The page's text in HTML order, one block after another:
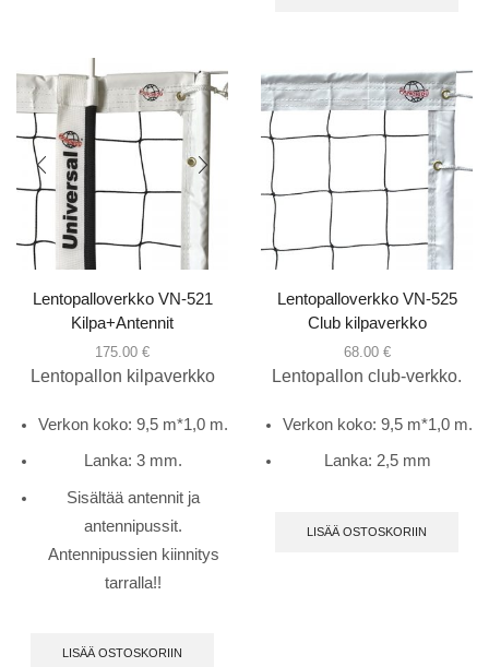
Lentopalloverkko VN-521
Kilpa+Antennit
175.00 €
Lentopallon kilpaverkko
Verkon koko: 9,5 m*1,0 m.
Lanka: 3 mm.
Sisältää antennit ja
antennipussit.
Antennipussien kiinnitys
tarralla!!
LISÄÄ OSTOSKORIIN
Lentopalloverkko VN-525
Club kilpaverkko
68.00 €
Lentopallon club-verkko.
Verkon koko: 9,5 m*1,0 m.
Lanka: 2,5 mm
LISÄÄ OSTOSKORIIN